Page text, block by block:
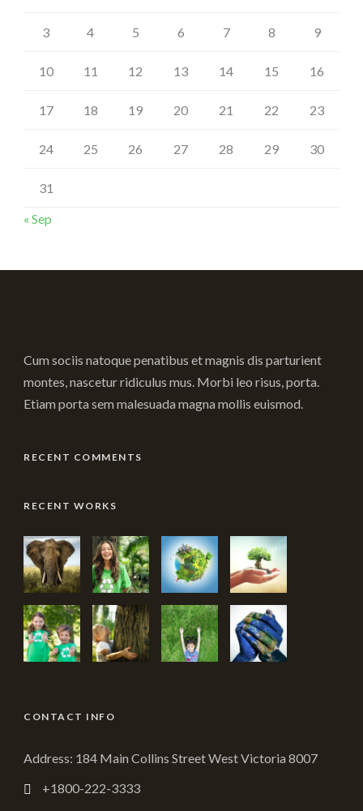
3 4 5 6 7 8 9
10 11 12 13 14 15 16
17 18 19 20 21 22 23
24 25 26 27 28 29 30
31
« Sep
Cum sociis natoque penatibus et magnis dis parturient
montes, nascetur ridiculus mus. Morbi leo risus, porta.
Etiam porta sem malesuada magna mollis euismod.
RECENT COMMENTS
RECENT WORKS
CONTACT INFO
Address: 184 Main Collins Street West Victoria 8007
+1800-222-3333